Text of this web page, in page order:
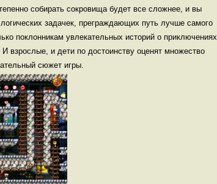
собирать сокровища будет все сложнее, и вы
задачек, преграждающих путь лучше самого
поклонникам увлекательных историй о приключениях
и дети по достоинству оценят множество
сюжет игры.